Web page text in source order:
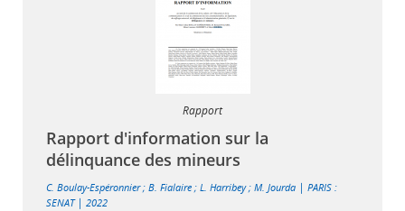
Rapport
Rapport d'information sur la
délinquance des mineurs
C. Boulay-Espéronnier; B. Fialaire ; L. Harribey; M. Jourda | PARIS :
SENAT| 2022